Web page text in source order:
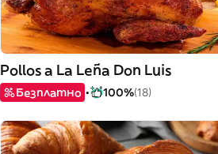
Pollos a La Leña Don Luis
Безплатно 100%(18)